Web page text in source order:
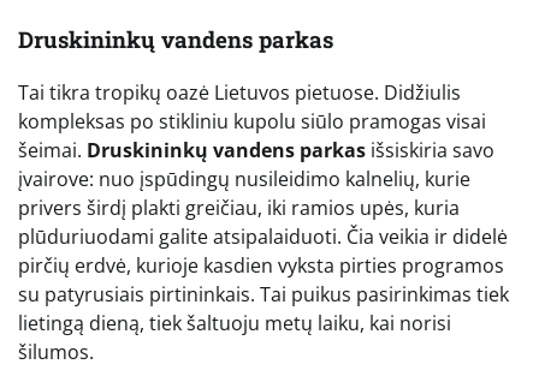
Druskininkų vandens parkas
Tai tikra tropikų oazė Lietuvos pietuose. Didžiulis
kompleksas po stikliniu kupolu siūlo pramogas visai
šeimai. Druskininkų vandens parkas išsiskiria savo
įvairove: nuo įspūdingų nusileidimo kalnelių, kurie
privers širdį plakti greičiau, iki ramios upės, kuria
plūduriuodami galite atsipalaiduoti. Čia veikia ir didelė
pirčių erdvė, kurioje kasdien vyksta pirties programos
su patyrusiais pirtininkais. Tai puikus pasirinkimas tiek
lietingą dieną, tiek šaltuoju metų laiku, kai norisi
šilumos.